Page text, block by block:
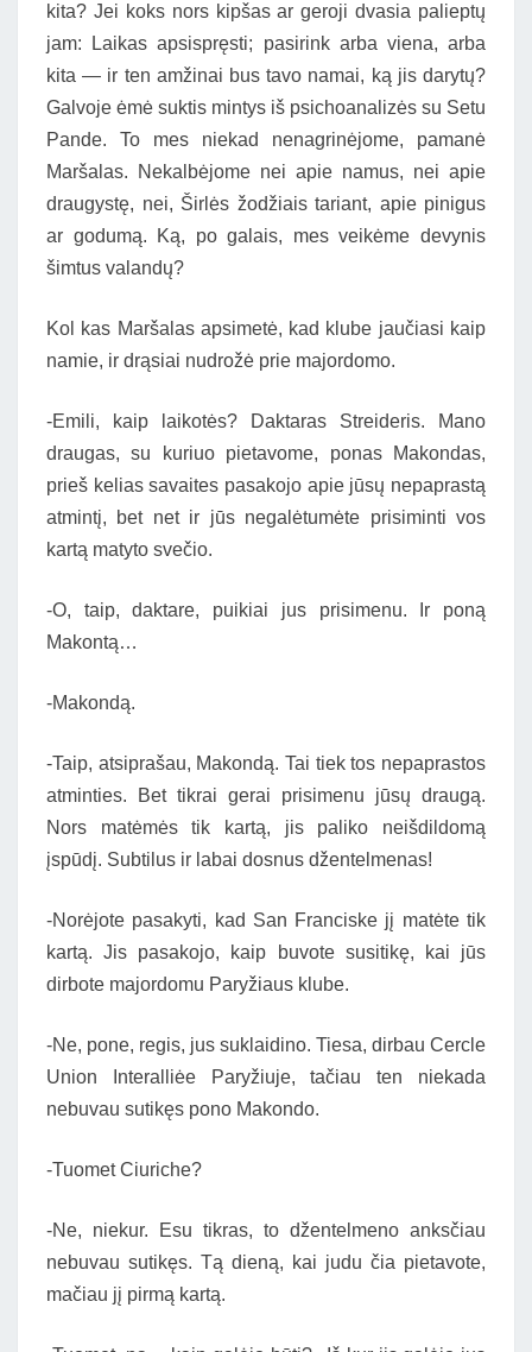
kita? Jei koks nors kipšas ar geroji dvasia palieptų
jam: Laikas apsispręsti; pasirink arba viena, arba
kita — ir ten amžinai bus tavo namai, ką jis darytų?
Galvoje ėmė suktis mintys iš psichoanalizės su Setu
Pande. To mes niekad nenagrinėjome, pamanė
Maršalas. Nekalbėjome nei apie namus, nei apie
draugystę, nei, Širlės žodžiais tariant, apie pinigus
ar godumą. Ką, po galais, mes veikėme devynis
šimtus valandų?
Kol kas Maršalas apsimetė, kad klube jaučiasi kaip
namie, ir drąsiai nudrožė prie majordomo.
-Emili, kaip laikotės? Daktaras Streideris. Mano
draugas, su kuriuo pietavome, ponas Makondas,
prieš kelias savaites pasakojo apie jūsų nepaprastą
atmintį, bet net ir jūs negalėtumėte prisiminti vos
kartą matyto svečio.
-O, taip, daktare, puikiai jus prisimenu. Ir poną
Makontą…
-Makondą.
-Taip, atsiprašau, Makondą. Tai tiek tos nepaprastos
atminties. Bet tikrai gerai prisimenu jūsų draugą.
Nors matėmės tik kartą, jis paliko neišdildomą
įspūdį. Subtilus ir labai dosnus džentelmenas!
-Norėjote pasakyti, kad San Franciske jį matėte tik
kartą. Jis pasakojo, kaip buvote susitikę, kai jūs
dirbote majordomu Paryžiaus klube.
-Ne, pone, regis, jus suklaidino. Tiesa, dirbau Cercle
Union Interalliėe Paryžiuje, tačiau ten niekada
nebuvau sutikęs pono Makondo.
-Tuomet Ciuriche?
-Ne, niekur. Esu tikras, to džentelmeno anksčiau
nebuvau sutikęs. Tą dieną, kai judu čia pietavote,
mačiau jį pirmą kartą.